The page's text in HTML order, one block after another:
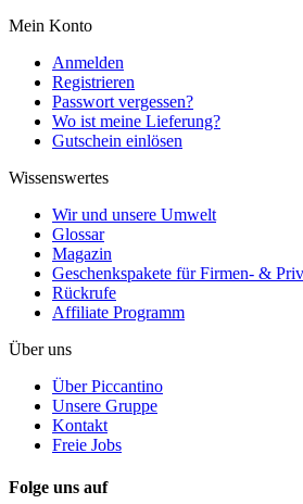
Mein Konto
Anmelden
Registrieren
Passwort vergessen?
Wo ist meine Lieferung?
Gutschein einlösen
Wissenswertes
Wir und unsere Umwelt
Glossar
Magazin
Geschenkspakete für Firmen- &
Rückrufe
Affiliate Programm
Über uns
Über Piccantino
Unsere Gruppe
Kontakt
Freie Jobs
Folge uns auf